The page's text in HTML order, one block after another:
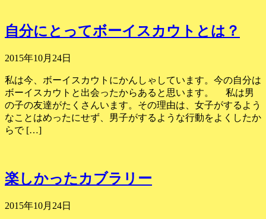
自分にとってボーイスカウトとは？
2015年10月24日
私は今、ボーイスカウトにかんしゃしています。今の自分は
ボーイスカウトと出会ったからあると思います。 私は男
の子の友達がたくさんいます。その理由は、女子がするよう
なことはめったにせず、男子がするような行動をよくしたか
らで […]
楽しかったカブラリー
2015年10月24日